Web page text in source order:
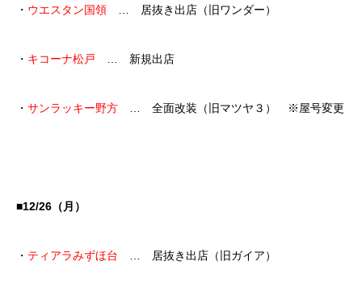
・ ウエスタン国領 … 居抜き出店（旧ワンダー）
・ キコーナ松戸 … 新規出店
・ サンラッキー野方 … 全面改装（旧マツヤ３） ※屋号変更
■12/26（月）
・ ティアラみずほ台 … 居抜き出店（旧ガイア）